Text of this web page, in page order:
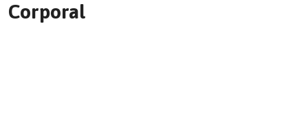
Corporal